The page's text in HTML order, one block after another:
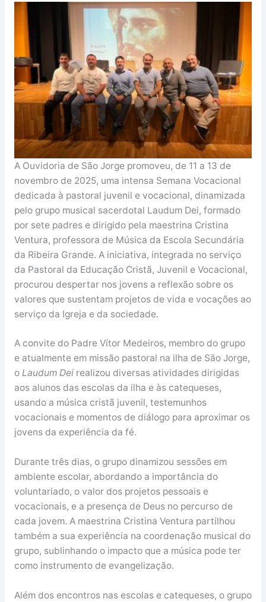
A Ouvidoria de São Jorge promoveu, de 11 a 13 de
novembro de 2025, uma intensa Semana Vocacional
dedicada à pastoral juvenil e vocacional, dinamizada
pelo grupo musical sacerdotal Laudum Dei, formado
por sete padres e dirigido pela maestrina Cristina
Ventura, professora de Música da Escola Secundária
da Ribeira Grande. A iniciativa, integrada no serviço
da Pastoral da Educação Cristã, Juvenil e Vocacional,
procurou despertar nos jovens a reflexão sobre os
valores que sustentam projetos de vida e vocações ao
serviço da Igreja e da sociedade.
A convite do Padre Vítor Medeiros, membro do grupo
e atualmente em missão pastoral na ilha de São Jorge,
o Laudum Deirealizou diversas atividades dirigidas
aos alunos das escolas da ilha e às catequeses,
usando a música cristã juvenil, testemunhos
vocacionais e momentos de diálogo para aproximar os
jovens da experiência da fé.
Durante três dias, o grupo dinamizou sessões em
ambiente escolar, abordando a importância do
voluntariado, o valor dos projetos pessoais e
vocacionais, e a presença de Deus no percurso de
cada jovem. A maestrina Cristina Ventura partilhou
também a sua experiência na coordenação musical do
grupo, sublinhando o impacto que a música pode ter
como instrumento de evangelização.
Além dos encontros nas escolas e catequeses, o grupo